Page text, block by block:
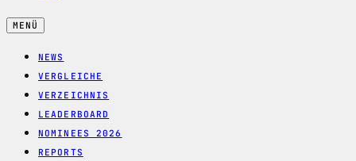
MENÜ
NEWS
VERGLEICHE
VERZEICHNIS
LEADERBOARD
NOMINEES 2026
REPORTS